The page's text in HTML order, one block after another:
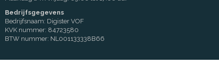
Bedrijfsgegevens
Bedrijfsnaam: Digister VOF
KVK nummer: 84723580
BTW nummer: NL001133338B66